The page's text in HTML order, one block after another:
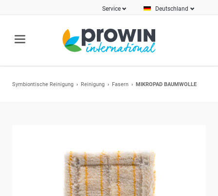
Deutschland
Service
Symbiontische Reinigung Reinigung Fasern MIKROPAD BAUMWOLLE